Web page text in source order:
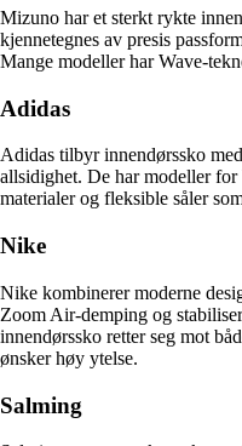
Mizuno har et sterkt rykte
kjennetegnes av presis
Mange modeller har Wave-
Adidas
Adidas tilbyr innendørssko
allsidighet. De har modeller
materialer og fleksible såler
Nike
Nike kombinerer moderne
Zoom Air-demping og
innendørssko retter seg mot
ønsker høy ytelse.
Salming